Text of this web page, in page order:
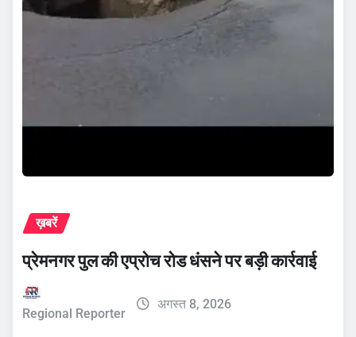
ख़बरें
प्रेमनगर पुल की एप्रोच रोड धंसने पर बड़ी कार्रवाई
Regional Reporter
अगस्त 8, 2026